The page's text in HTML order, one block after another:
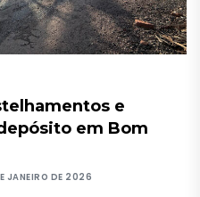
e
em Bom
JANEIRO DE 2026